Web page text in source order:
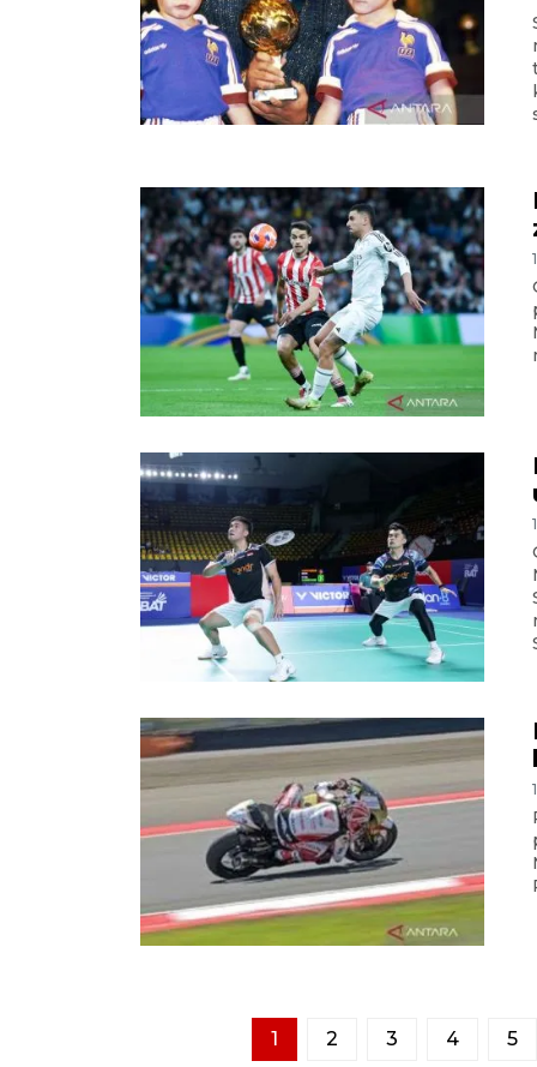
1 2 3 4 5